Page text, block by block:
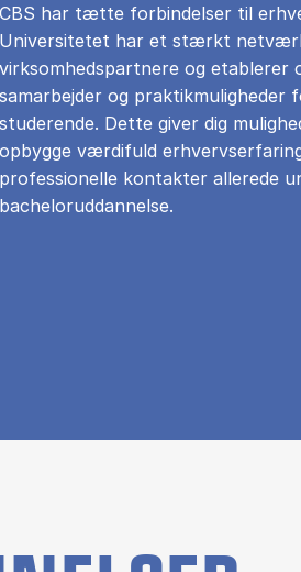
CBS har tætte forbindelser til
Universitetet har et stærkt
virksomhedspartnere og etablerer
samarbejder og praktikmuligheder
studerende. Dette giver dig
opbygge værdifuld
professionelle kontakter allerede
bacheloruddannelse.